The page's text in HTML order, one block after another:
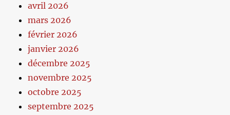
avril 2026
mars 2026
février 2026
janvier 2026
décembre 2025
novembre 2025
octobre 2025
septembre 2025